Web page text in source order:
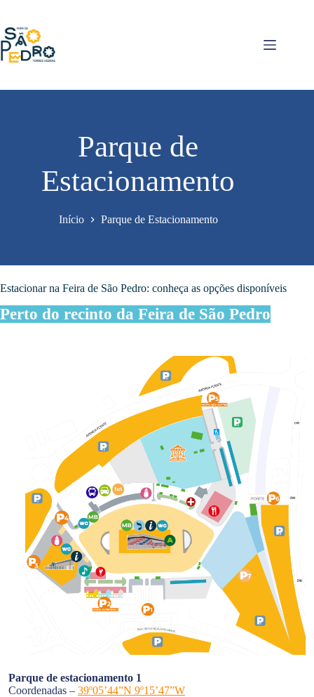
o
conteúdo
Parque de
Estacionamento
Início Parque de Estacionamento
Estacionar na Feira de São Pedro: conheça as opções disponíveis
Perto do recinto da Feira de São Pedro
Parque de estacionamento 1
Coordenadas – 39º05’44”N 9º15’47”W